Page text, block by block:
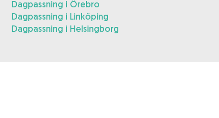
Dagpassning i Örebro
Dagpassning i Linköping
Dagpassning i Helsingborg